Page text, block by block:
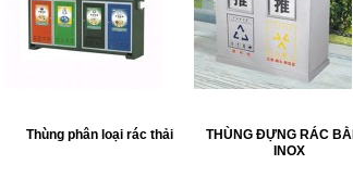
Thùng phân loại rác thải
THÙNG ĐỰNG RÁC
INOX